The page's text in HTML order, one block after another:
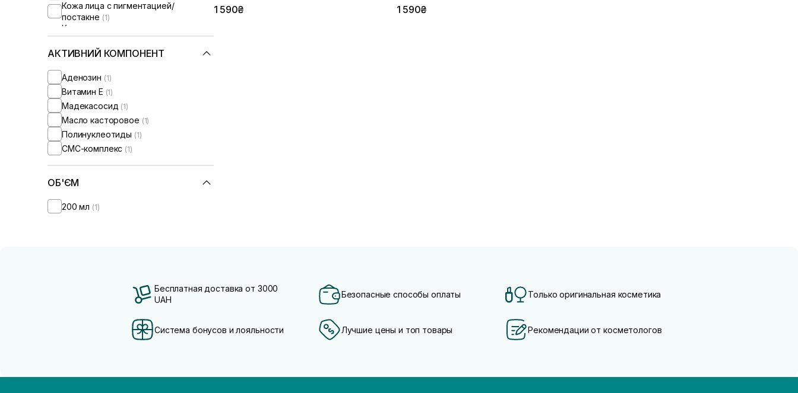
Кожа лица с пигментацией/
постакне (1)
Кожа лица с нарушенным
барьером
Кожа лица с нарушенным
Сухие волосы
Пористые волосы
Тонкие волосы(3)
Для разглаживания волос
АКТИВНИЙ КОМПОНЕНТ
Аденозин (1)
Витамин Е (1)
Мадекасосид (1)
Масло касторовое (1)
Полинуклеотиды (1)
СМС-комплекс (1)
ОБ'ЄМ
200 мл (1)
1 590₴ 1 590₴
Бесплатная доставка от 3000
UAH
Безопасные способы оплаты Только оригинальная косметика
Система бонусов и лояльности Лучшие цены и топ товары Рекомендации от косметологов